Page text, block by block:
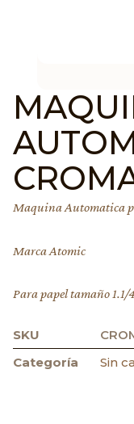
Maquina Automatica
Marca Atomic
Para papel tamaño 1.1/4
SKU
Categoría
Sin